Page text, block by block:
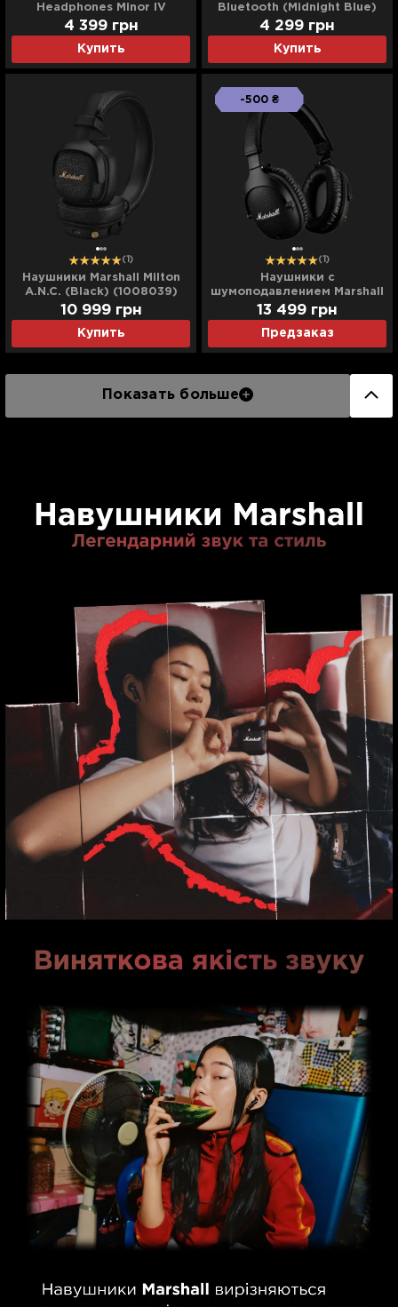
Headphones Minor IV
(Cream)
Купить
4 399 грн
Bluetooth (Midnight Blue)
Купить
4 299 грн
(1)
Наушники Marshall Milton
A.N.C. (Black) (1008039)
Купить
10 999 грн
-500 ₴
(1)
Наушники с
шумоподавлением Marshall
Monitor II A.N.C.
Предзаказ
13 499 грн
Показать больше